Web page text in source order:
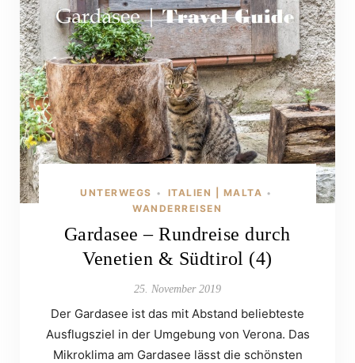
UNTERWEGS • ITALIEN | MALTA •
WANDERREISEN
Gardasee – Rundreise durch
Venetien & Südtirol (4)
25. November 2019
Der Gardasee ist das mit Abstand beliebteste
Ausflugsziel in der Umgebung von Verona. Das
Mikroklima am Gardasee lässt die schönsten